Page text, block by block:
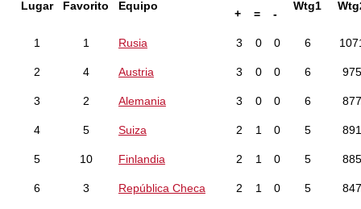
Lugar Favorito Equipo
+ = -
Wtg1
1 1 Rusia 3 0 0 6
2 4 Austria 3 0 0 6 975
3 2 Alemania 3 0 0 6 877
4 5 Suiza 2 1 0 5 891
5 10 Finlandia 2 1 0 5 885
6 3 República Checa 2 1 0 5 847